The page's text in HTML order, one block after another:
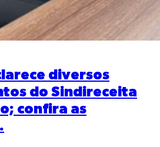
diversos
do Sindireceita
confira as